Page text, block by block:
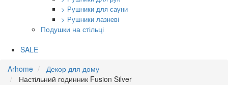
> Рушники для сауни
> Рушники лазневі
Подушки на стільці
SALE
Arhome
Декор для дому
Настільний годинник Fusion Silver